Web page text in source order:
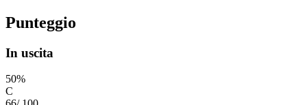
Punteggio
In uscita
50%
C